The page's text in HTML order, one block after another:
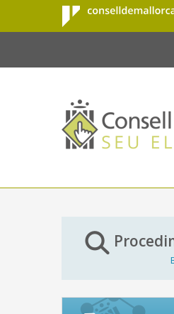
Saltar al contenido principal
Consell de
Mallorca